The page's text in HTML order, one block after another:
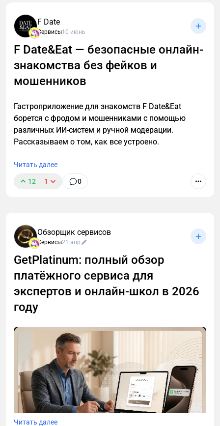
презентаций, проверочных работ, отчетности.
Именно здесь нейросети могут существенно
облегчить процесс.
F Date
Сервисы10 июнь
F Date&Eat — безопасные онлайн-
знакомства без фейков и
мошенников
Гастроприложение для знакомств F Date&Eat
борется с фродом и мошенниками с помощью
различных ИИ-систем и ручной модерации.
Рассказываем о том, как все устроено.
Читать далее
12 1 0
Обзорщик сервисов
Сервисы21 апр
GetPlatinum: полный обзор
платёжного сервиса для
экспертов и онлайн-школ в 2026
году
Читать далее